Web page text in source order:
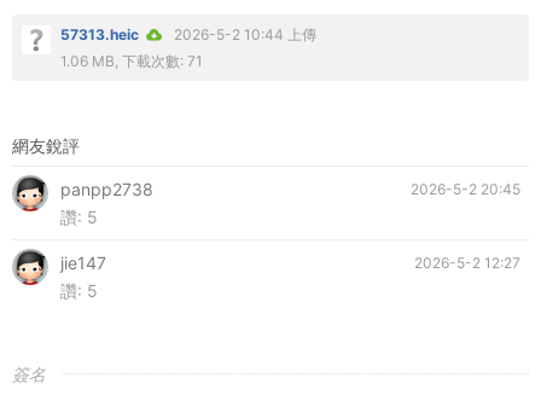
57313.heic
2026-5-2 10:44 上傳
1.06 MB, 下載次數: 71
網友銳評
2026-5-2 20:45
panpp2738
讚: 5
2026-5-2 12:27
jie147
讚: 5
簽名